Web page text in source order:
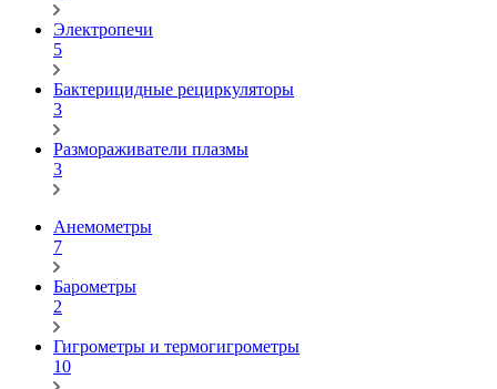
Электропечи
5
Бактерицидные рециркуляторы
3
Размораживатели плазмы
3
Анемометры
7
Барометры
2
Гигрометры и термогигрометры
10